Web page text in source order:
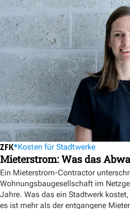
Kosten für Stadtwerke
Mieterstrom: Was das
Ein Mieterstrom-Contractor
Wohnungsbaugesellschaft im
Jahre. Was das ein Stadtwerk
es ist mehr als der entgangene